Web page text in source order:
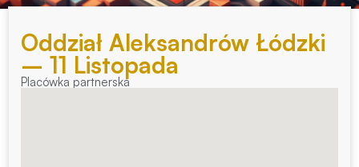
Oddział Aleksandrów Łódzki
– 11 Listopada
Placówka partnerska